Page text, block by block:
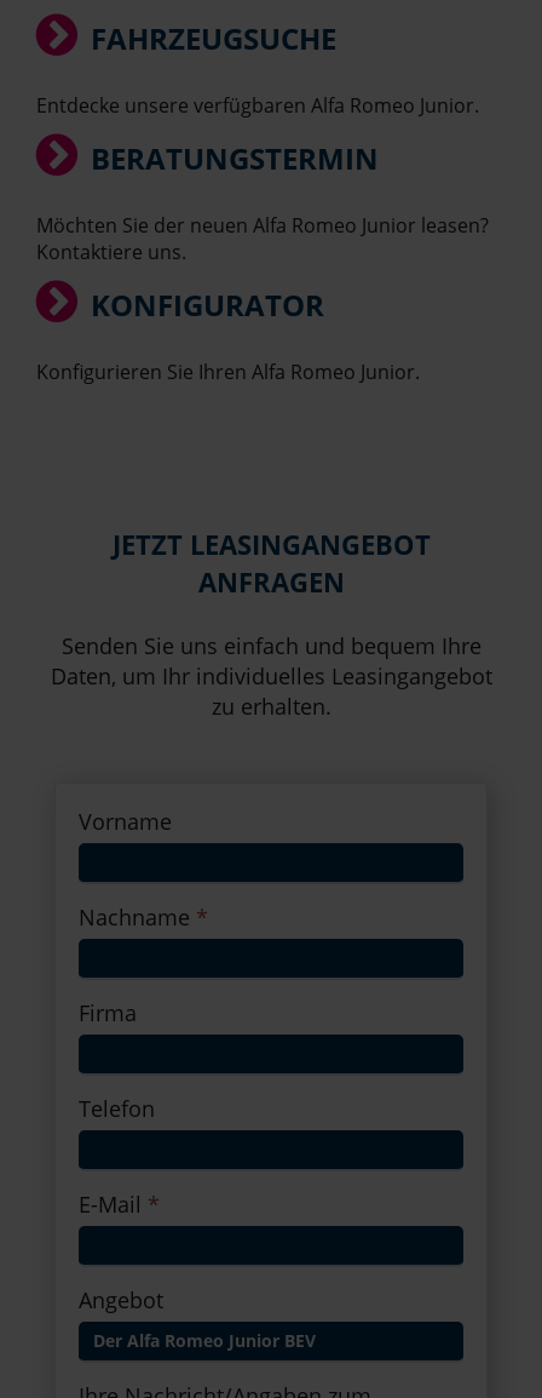
FAHRZEUGSUCHE
Entdecke unsere verfügbaren Alfa Romeo Junior.
BERATUNGSTERMIN
Möchten Sie der neuen Alfa Romeo Junior leasen?
Kontaktiere uns.
KONFIGURATOR
Konfigurieren Sie Ihren Alfa Romeo Junior.
JETZT LEASINGANGEBOT
ANFRAGEN
Senden Sie uns einfach und bequem Ihre
Daten, um Ihr individuelles Leasingangebot
zu erhalten.
Vorname
Nachname *
Firma
Telefon
E-Mail *
Angebot